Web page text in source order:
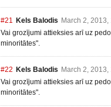
#21 Kels Balodis March 2, 2013,
Vai grozījumi attieksies arī uz
minoritātes".
#22 Kels Balodis March 2, 2013,
Vai grozījumi attieksies arī uz
minoritātes".